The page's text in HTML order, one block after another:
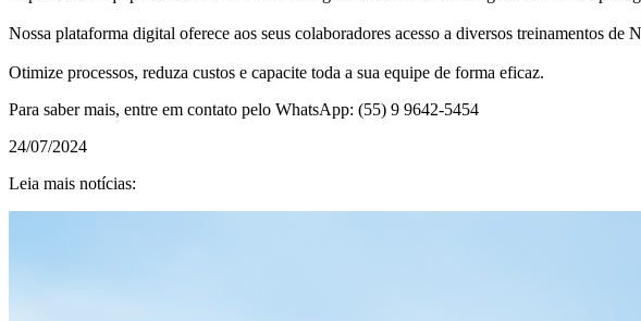
Nossa plataforma digital oferece aos seus colaboradores acesso a diversos treinamentos
Otimize processos, reduza custos e capacite toda a sua equipe de forma eficaz.
Para saber mais, entre em contato pelo WhatsApp: (55) 9 9642-5454
24/07/2024
Leia mais notícias: